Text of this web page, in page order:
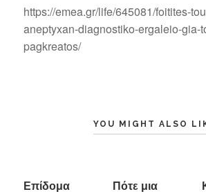
https://emea.gr/life/645081/foitites-
aneptyxan-diagnostiko-ergaleio-gia-
pagkreatos/
YOU MIGHT ALSO
Επίδομα
Πότε μια